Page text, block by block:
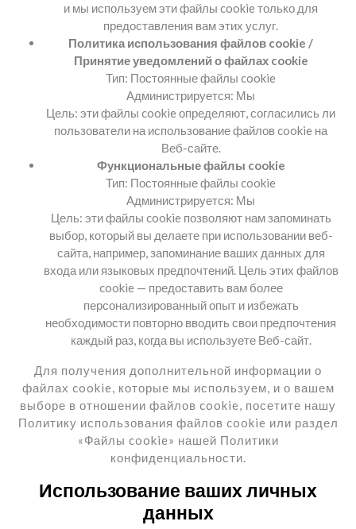
и мы используем эти файлы cookie только для
предоставления вам этих услуг.
Политика использования файлов cookie /
Принятие уведомлений о файлах cookie
Тип: Постоянные файлы cookie
Администрируется: Мы
Цель: эти файлы cookie определяют, согласились ли
пользователи на использование файлов cookie на
Веб-сайте.
Функциональные файлы cookie
Тип: Постоянные файлы cookie
Администрируется: Мы
Цель: эти файлы cookie позволяют нам запоминать
выбор, который вы делаете при использовании веб-
сайта, например, запоминание ваших данных для
входа или языковых предпочтений. Цель этих файлов
cookie — предоставить вам более
персонализированный опыт и избежать
необходимости повторно вводить свои предпочтения
каждый раз, когда вы используете Веб-сайт.
Для получения дополнительной информации о
файлах cookie, которые мы используем, и о вашем
выборе в отношении файлов cookie, посетите нашу
Политику использования файлов cookie или раздел
«Файлы cookie» нашей Политики
конфиденциальности.
Использование ваших личных
данных